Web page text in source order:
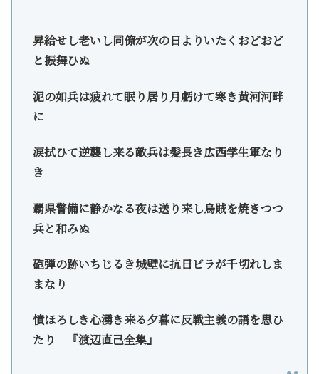
昇給せし老いし同僚が次の日よりいたくおどおど
と振舞ひぬ
泥の如兵は疲れて眠り居り月虧けて寒き黄河河畔
に
涙拭ひて逆襲し来る敵兵は髪長き広西学生軍なり
き
覇県警備に静かなる夜は送り来し烏賊を焼きつつ
兵と和みぬ
砲弾の跡いちじるき城壁に抗日ビラが千切れしま
まなり
憤ほろしき心湧き来る夕暮に反戦主義の語を思ひ
たり 『渡辺直己全集』